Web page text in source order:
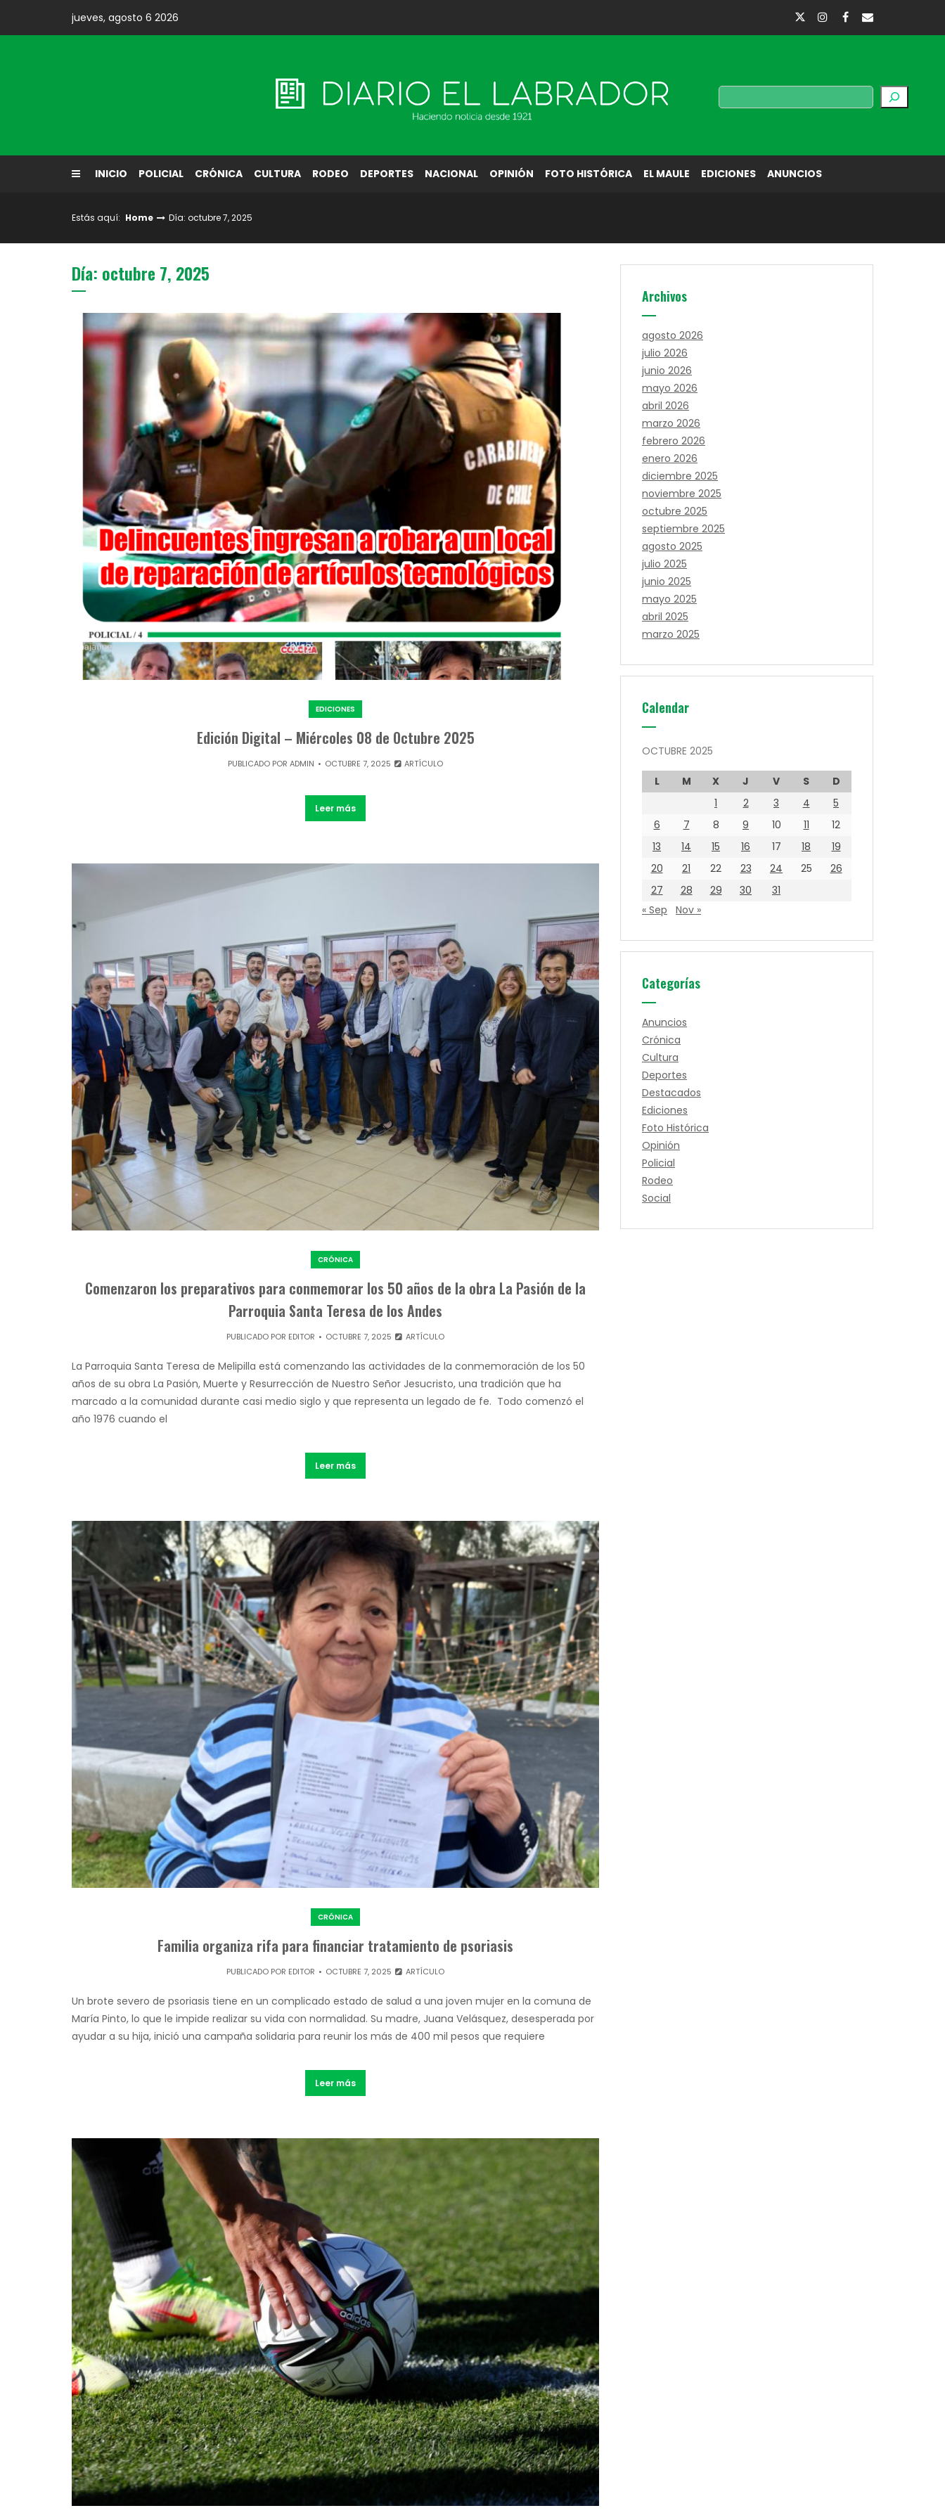
content
jueves, agosto 6 2026
Diario El Labrador Buscar
INICIO POLICIAL CRÓNICA CULTURA RODEO DEPORTES NACIONAL OPINIÓN FOTO HISTÓRICA EL MAULE EDICIONES ANUNCIOS
Estás aquí: Home Día: octubre 7, 2025
Día: octubre 7, 2025
EDICIONES
Edición Digital – Miércoles 08 de Octubre 2025
PUBLICADO POR ADMIN OCTUBRE 7, 2025 ARTÍCULO
Leer más
CRÓNICA
Comenzaron los preparativos para conmemorar los 50 años de la obra La Pasión de la
Parroquia Santa Teresa de los Andes
PUBLICADO POR EDITOR OCTUBRE 7, 2025 ARTÍCULO
La Parroquia Santa Teresa de Melipilla está comenzando las actividades de la conmemoración de los 50
años de su obra La Pasión, Muerte y Resurrección de Nuestro Señor Jesucristo, una tradición que ha
marcado a la comunidad durante casi medio siglo y que representa un legado de fe. Todo comenzó el
año 1976 cuando el
Leer más
CRÓNICA
Familia organiza rifa para financiar tratamiento de psoriasis
PUBLICADO POR EDITOR OCTUBRE 7, 2025 ARTÍCULO
Un brote severo de psoriasis tiene en un complicado estado de salud a una joven mujer en la comuna de
María Pinto, lo que le impide realizar su vida con normalidad. Su madre, Juana Velásquez, desesperada por
ayudar a su hija, inició una campaña solidaria para reunir los más de 400 mil pesos que requiere
Leer más
Archivos
agosto 2026
julio 2026
junio 2026
mayo 2026
abril 2026
marzo 2026
febrero 2026
enero 2026
diciembre 2025
noviembre 2025
octubre 2025
septiembre 2025
agosto 2025
julio 2025
junio 2025
mayo 2025
abril 2025
marzo 2025
Calendar
OCTUBRE 2025
L M X J V S
D
1
2 3 4
5
6
7 8 9 10 11
12
13
14 15 16 17 18
19
20
21 22 23 24 25
26
27
28 29 30
31
« Sep
Nov »
Categorías
Anuncios
Crónica
Cultura
Deportes
Destacados
Ediciones
Foto Histórica
Opinión
Policial
Rodeo
Social